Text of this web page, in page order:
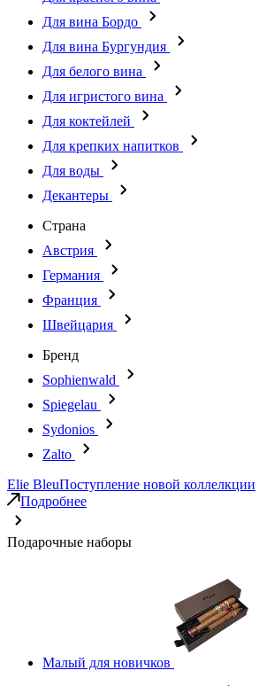
Для вина Бордо
Для вина Бургундия
Для белого вина
Для игристого вина
Для коктейлей
Для крепких напитков
Для воды
Декантеры
Страна
Австрия
Германия
Франция
Швейцария
Бренд
Sophienwald
Spiegelau
Sydonios
Zalto
Elie BleuПоступление новой коллелкции
Подробнее
Подарочные наборы
Малый для новичков